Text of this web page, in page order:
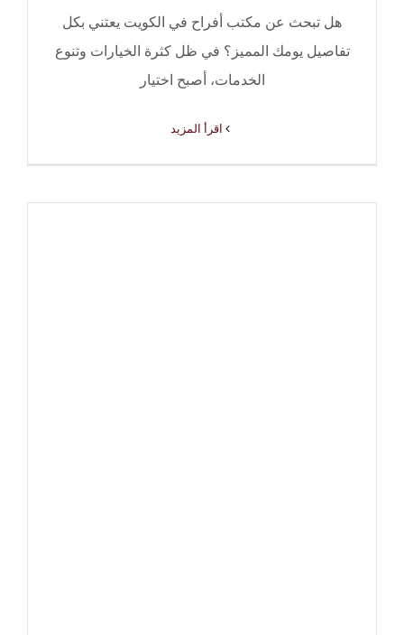
هل تبحث عن مكتب أفراح في الكويت يعتني بكل
تفاصيل يومك المميز؟ في ظل كثرة الخيارات وتنوع
الخدمات، أصبح اختيار